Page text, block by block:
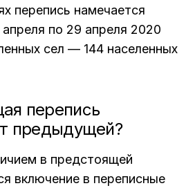
перепись намечается
по 29 апреля 2020
сел — 144 населенных
перепись
предыдущей?
в предстоящей
включение в переписные